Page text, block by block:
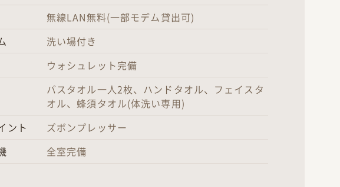
無線LAN無料(一部モデム貸出可)
洗い場付き
ウォシュレット完備
バスタオル一人2枚、ハンドタオル、フェイスタ
オル、蜂須タオル(体洗い専用)
ント
ズボンプレッサー
全室完備